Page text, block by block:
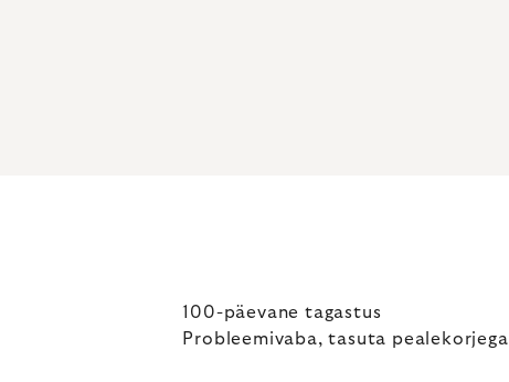
100-päevane tagastus
Probleemivaba, tasuta pealekorjega